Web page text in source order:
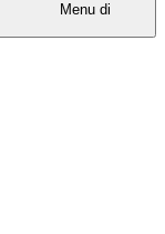
Menu di